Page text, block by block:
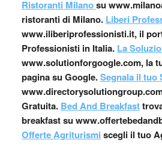
Ristoranti Milanosu
ristoranti di Milano. Liberi
www.iliberiprofessionisti.it, il
Professionisti in Italia. La
www.solutionforgoogle.com, la
pagina su Google.Segnala il tuo
Gratuita. Bed And Breakfast
breakfast su
Offerte Agriturismi scegli il tuo